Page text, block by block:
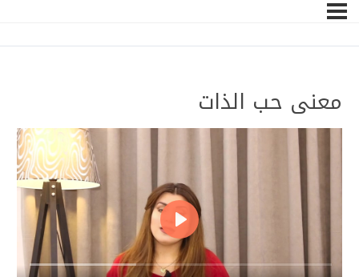
معنى حب الذات